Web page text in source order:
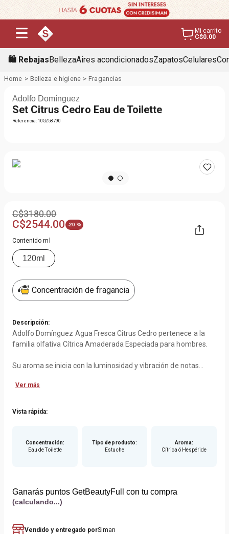
Mi carrito
C$0.00
🛍️ RebajasBellezaAires acondicionadosZapatosCelulares
Belleza e higiene Fragancias
Adolfo Domínguez
Set Citrus Cedro Eau de Toilette
Referencia:105258790
C$3180.00
C$2544.00 -20 %
Contenido ml
120ml
Concentración de fragancia
Descripción:
Adolfo Domínguez Agua Fresca Citrus Cedro pertenece a la
familia olfativa Cítrica Amaderada Especiada para hombres.
Su aroma se inicia con la luminosidad y vibración de notas
efervescencia de la verbena y la menta. En el corazón, jengibre,
efervescencia al conjunto. Como fondo, la profundidad del
Set contiene:
Ver más
Vista rápida:
Concentración:
Eau de Toilette
Tipo de producto:
Estuche
Aroma:
Cítrica ó Hespéride
Ganarás puntos GetBeautyFull con tu compra
(calculando...)
Vendido y entregado porSiman